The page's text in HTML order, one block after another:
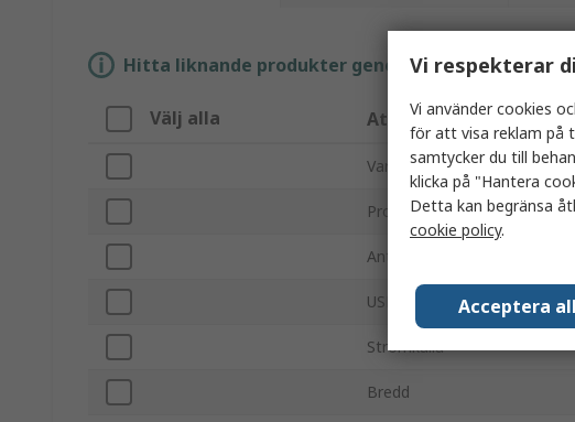
Hitta liknande produkter genom att välja ett
Välj alla Attribut
Varumärke
Produkttyp
Antal USB-portar
USB-specifikation
Strömkälla
Bredd
Vi respekterar
Vi använder cookies
för att visa reklam på
samtycker du till
klicka på "Hantera
Detta kan begränsa
cookie policy.
Acceptera